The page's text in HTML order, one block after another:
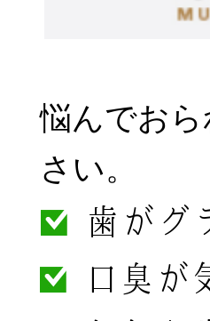
悩んでお
さい。
歯がグ
口臭が